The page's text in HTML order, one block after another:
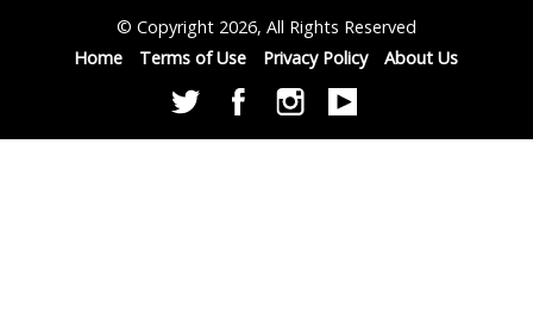
© Copyright 2026, All Rights Reserved
Home
Terms of Use Privacy Policy About Us